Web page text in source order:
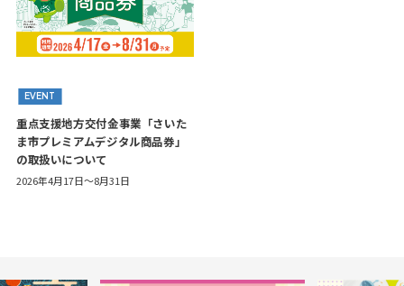
EVENT
重点支援地方交付金事業「さいた
ま市プレミアムデジタル商品券」
の取扱いについて
2026年4月17日～8月31日